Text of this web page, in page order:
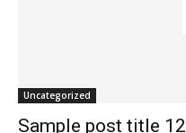
Uncategorized
Sample post title 12